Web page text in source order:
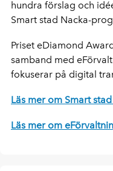
hundra förslag och
Smart stad Nacka-
Priset eDiamond
samband med
fokuserar på digital
Läs mer om Smart
Läs mer om